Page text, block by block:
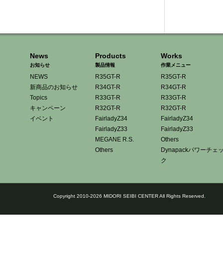
News
お知らせ
NEWS
新商品のお知らせ
Topics
キャンペーン
イベント
Products
製品情報
R35GT-R
R34GT-R
R33GT-R
R32GT-R
FairladyZ34
FairladyZ33
MEGANE R.S.
Others
Works
作業メニュー
R35GT-R
R34GT-R
R33GT-R
R32GT-R
FairladyZ34
FairladyZ33
Others
Dynapackパワーチェ
ク
Copyright 2010-2026 MIDORI SEIBI CENTER All Rights Reserved.